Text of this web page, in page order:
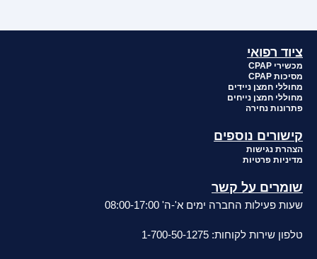
ציוד רפואי
מכשירי CPAP
מסיכות CPAP
מחוללי חמצן ניידים
מחוללי חמצן נייחים
פתרונות נחירה
קישורים נוספים
הצהרת נגישות
מדיניות פרטיות
שומרים על קשר
שעות פעילות החברה ימים א'-ה' 08:00-17:00
טלפון שירות לקוחות: 1-700-50-1275